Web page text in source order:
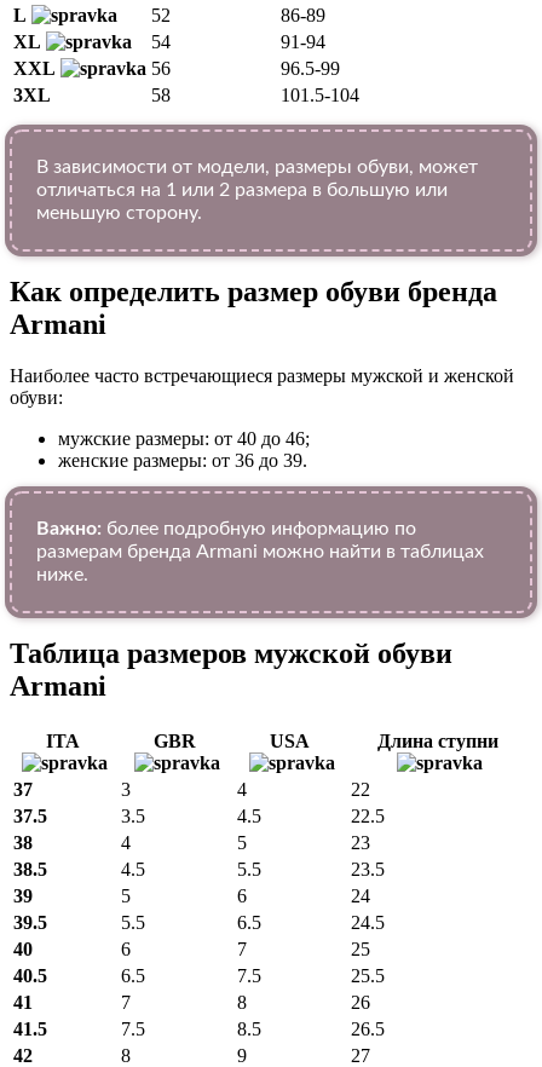
L
52
86-89
XL
54
91-94
XXL
56
96.5-99
3XL
58 101.5-104
В зависимости от модели, размеры обуви, может
отличаться на 1 или 2 размера в большую или
меньшую сторону.
Как определить размер обуви брендa
Armani
Наиболее часто встречающиеся размеры мужской и женской
обуви:
мужские размеры: от 40 до 46;
женские размеры: от 36 до 39.
Важно: более подробную информацию по
размерам бренда Armani можно найти в таблицах
ниже.
Таблица размеров мужской обуви
Armani
ITA GBR USA Длина ступни
37 3 4
22
37.5
3.5 4.5
22.5
38
4 5
23
38.5
4.5 5.5
23.5
39
5 6
24
39.5
5.5 6.5
24.5
40
6 7
25
40.5
6.5 7.5
25.5
41
7 8
26
41.5
7.5 8.5
26.5
42
8 9
27